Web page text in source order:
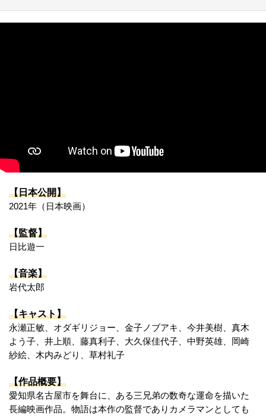
【日本公開】
2021年（日本映画）
【監督】
日比遊一
【音楽】
岩代太郎
【キャスト】
永瀬正敏、オダギリジョー、金子ノブアキ、今井美樹、真木
よう子、井上順、藤真利子、大久保佳代子、中野英雄、岡崎
紗絵、木内みどり、草村礼子
【作品概要】
愛知県名古屋市を舞台に、ある三兄弟の数奇な運命を描いた
長編映画作品。物語は本作の監督でありカメラマンとしても